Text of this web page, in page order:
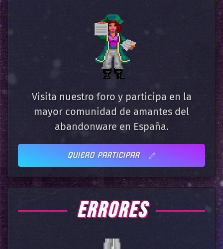
Visita nuestro foro y participa en la
mayor comunidad de amantes del
abandonware en España.
QUIERO PARTICIPAR
ERRORES